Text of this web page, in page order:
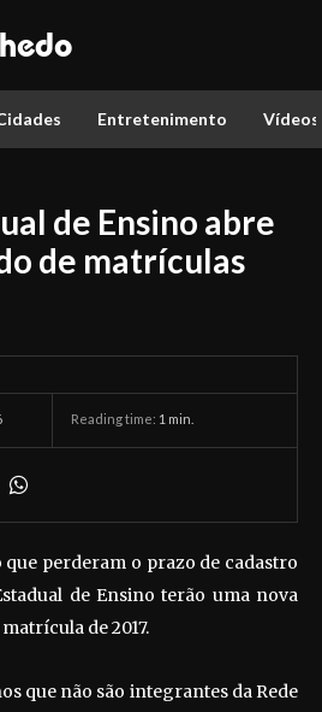
Entretenimento Vídeos
de Ensino abre
de matrículas
Reading time: 1 min.
que perderam o prazo de cadastro
de Ensino terão uma nova
de 2017.
que não são integrantes da Rede